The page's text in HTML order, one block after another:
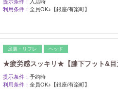
提示条件：
入店時
利用条件： 全員OK♪【銀座/有楽町】
足裏・リフレ ヘッド
★疲労感スッキリ★【膝下フット&
提示条件： 予約時
利用条件： 全員OK♪【銀座/有楽町】